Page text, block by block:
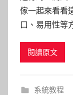
傢一起來看看
口、易用性等
閱讀原文
系統教程